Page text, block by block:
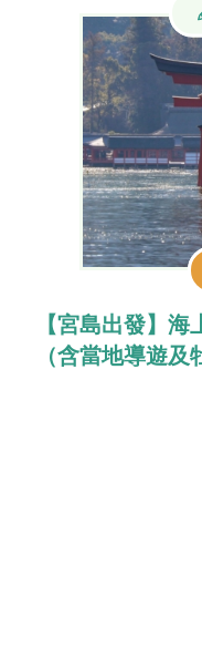
【宮島出發】
（含當地導遊及